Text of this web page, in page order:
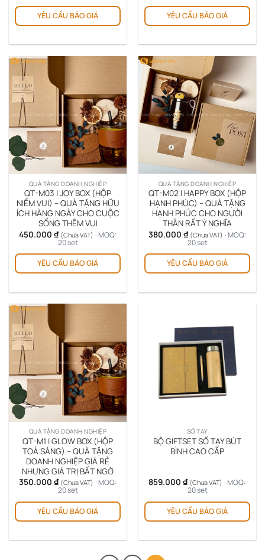
YÊU CẦU BÁO GIÁ YÊU CẦU BÁO GIÁ
QUÀ TẶNG DOANH NGHIỆP
QT-M03 | JOY BOX (HỘP
NIỀM VUI) – QUÀ TẶNG HỮU
ÍCH HÀNG NGÀY CHO CUỘC
SỐNG THÊM VUI
450.000 ₫ (Chưa VAT) · MOQ:
20 set
YÊU CẦU BÁO GIÁ
QUÀ TẶNG DOANH NGHIỆP
QT-M02 | HAPPY BOX (HỘP
HẠNH PHÚC) – QUÀ TẶNG
HẠNH PHÚC CHO NGƯỜI
THÂN RẤT Ý NGHĨA
380.000 ₫ (Chưa VAT) · MOQ:
20 set
YÊU CẦU BÁO GIÁ
QUÀ TẶNG DOANH NGHIỆP
QT-M1 | GLOW BOX (HỘP
TOẢ SÁNG) – QUÀ TẶNG
DOANH NGHIỆP GIÁ RẺ
NHƯNG GIÁ TRỊ BẤT NGỜ
350.000 ₫ (Chưa VAT) · MOQ:
20 set
YÊU CẦU BÁO GIÁ
SỔ TAY
BỘ GIFTSET SỔ TAY BÚT
BÌNH CAO CẤP
859.000 ₫ (Chưa VAT) · MOQ:
20 set
YÊU CẦU BÁO GIÁ